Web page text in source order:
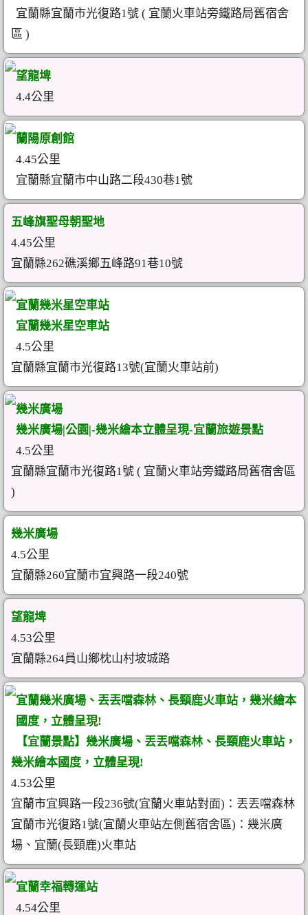
宜蘭縣宜蘭市光復路1號 ( 宜蘭火車站旁鐵路局舊宿舍
區 )
望龍埤
4.4公里
蘭陽原創館
4.45公里
宜蘭縣宜蘭市中山路二段430巷1號
五峰旗聖母朝聖地
4.45公里
宜蘭縣262礁溪鄉五峰路91巷10號
宜蘭幾米星空車站
宜蘭幾米星空車站
4.5公里
宜蘭縣宜蘭市光復路13號(宜蘭火車站前)
幾米廣場
幾米廣場|公園|-幾米繪本立體呈現-宜蘭旅遊景點
4.5公里
宜蘭縣宜蘭市光復路1號 ( 宜蘭火車站旁鐵路局舊宿舍區
)
幾米廣場
4.5公里
宜蘭縣260宜蘭市宜興路一段240號
望龍埤
4.53公里
宜蘭縣264員山鄉枕山村坡城路
宜蘭幾米廣場、丟丟噹森林、長頸鹿火車站，幾米繪本
國度，立體呈現!
【宜蘭景點】幾米廣場、丟丟噹森林、長頸鹿火車站，
幾米繪本國度，立體呈現!
4.53公里
宜蘭市宜興路一段236號(宜蘭火車站對面)：丟丟噹森林
宜蘭市光復路1號(宜蘭火車站左側舊宿舍區)：幾米廣
場、宜蘭(長頸鹿)火車站
宜蘭幸福轉運站
4.54公里